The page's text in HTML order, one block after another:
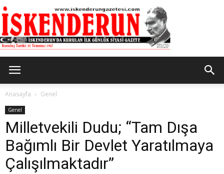
Gazetesi
Anasayfa Genel
Genel
Milletvekili Dudu; “Tam Dışa
Bağımlı Bir Devlet Yaratılmaya
Çalışılmaktadır”